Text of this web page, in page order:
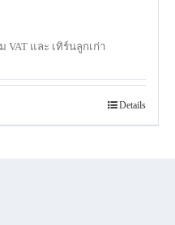
VAT และ เทิร์นลูกเก่า
Details